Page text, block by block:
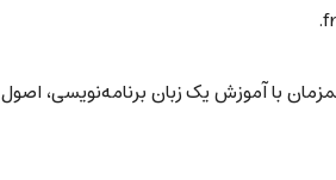
با آموزش یک زبان برنامه‌نویسی،